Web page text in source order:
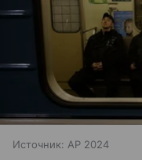
Источник: AP 2024